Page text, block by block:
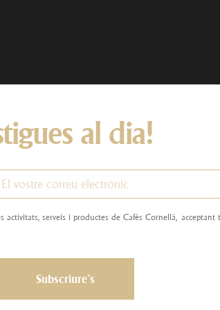
al dia!
activitats, serveis i productes de Cafès Cornellà, acceptant